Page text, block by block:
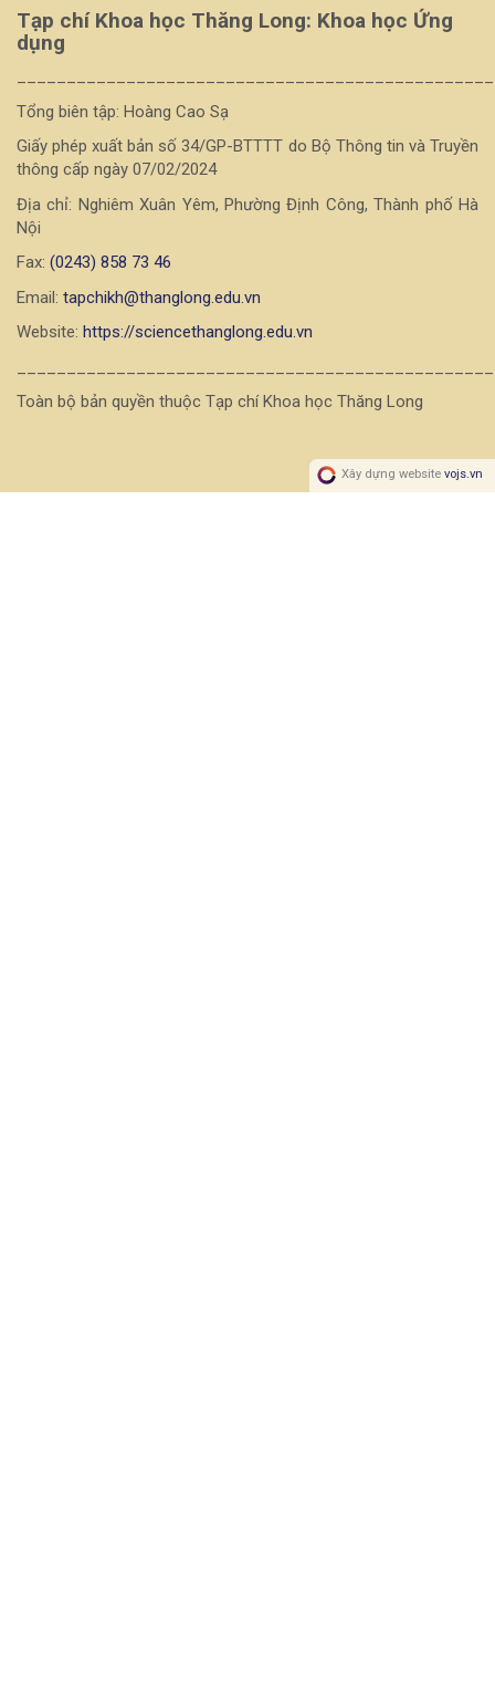
Tạp chí Khoa học Thăng Long: Khoa học Ứng
dụng
Tổng biên tập: Hoàng Cao Sạ
Giấy phép xuất bản số 34/GP-BTTTT do Bộ Thông tin và Truyền
thông cấp ngày 07/02/2024
Địa chỉ: Nghiêm Xuân Yêm, Phường Định Công, Thành phố Hà
Nội
Fax: (0243) 858 73 46
Email: tapchikh@thanglong.edu.vn
Website: https://sciencethanglong.edu.vn
Toàn bộ bản quyền thuộc Tạp chí Khoa học Thăng Long